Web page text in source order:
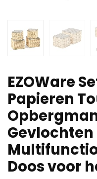
EZOWare
Papieren
Gevlochten
Doos voor